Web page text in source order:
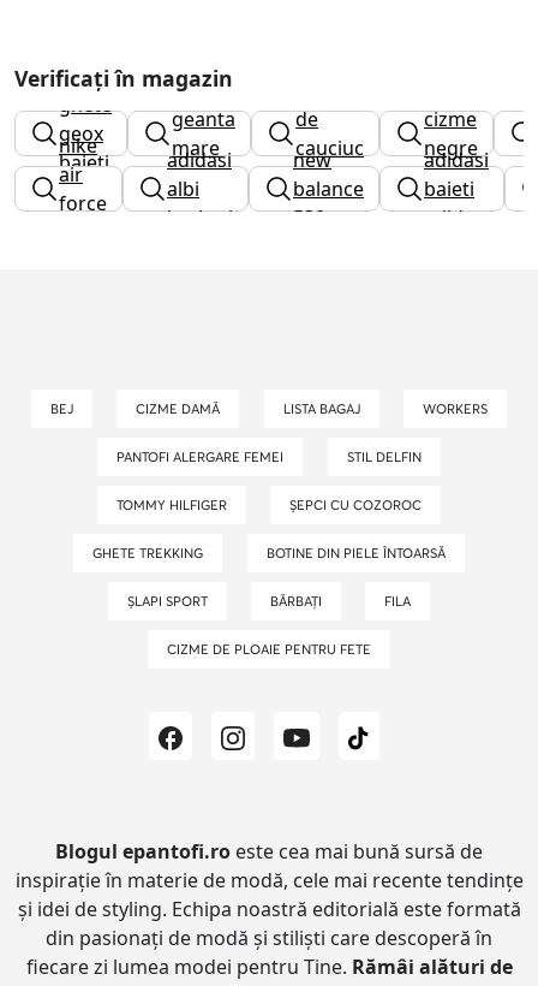
Verificați în magazin
ghete
geox
baieti
geanta
mare
de
cauciuc
barbati
cizme
negre
nike
air
force
adidasi
albi
barbati
new
balance
530
adidasi
baieti
adidas
BEJ CIZME DAMĂ LISTA BAGAJ WORKERS
PANTOFI ALERGARE FEMEI STIL DELFIN
TOMMY HILFIGER ȘEPCI CU COZOROC
GHETE TREKKING BOTINE DIN PIELE ÎNTOARSĂ
ȘLAPI SPORT BĂRBAȚI FILA
CIZME DE PLOAIE PENTRU FETE
Blogul epantofi.ro este cea mai bună sursă de
inspirație în materie de modă, cele mai recente tendințe
și idei de styling. Echipa noastră editorială este formată
din pasionați de modă și stiliști care descoperă în
fiecare zi lumea modei pentru Tine. Rămâi alături de